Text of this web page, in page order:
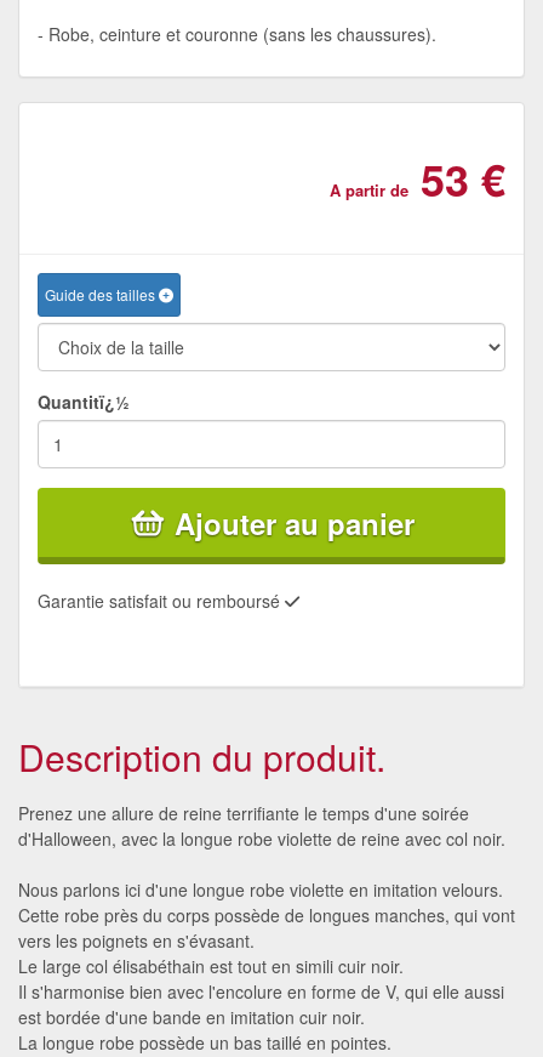
Robe, ceinture et couronne (sans les chaussures).
A partir de 53 €
Guide des tailles
Quantitï¿½
Ajouter au panier
Garantie satisfait ou remboursé
Description du produit.
Prenez une allure de reine terrifiante le temps d'une soirée
d'Halloween, avec la longue robe violette de reine avec col noir.
Nous parlons ici d'une longue robe violette en imitation velours.
Cette robe près du corps possède de longues manches, qui vont
vers les poignets en s'évasant.
Le large col élisabéthain est tout en simili cuir noir.
Il s'harmonise bien avec l'encolure en forme de V, qui elle aussi
est bordée d'une bande en imitation cuir noir.
La longue robe possède un bas taillé en pointes.